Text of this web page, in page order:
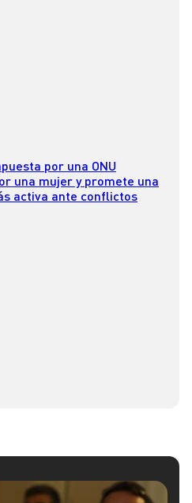
por una ONU
una mujer y promete una
activa ante conflictos